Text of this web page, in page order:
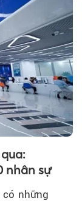
nhân sự
có những